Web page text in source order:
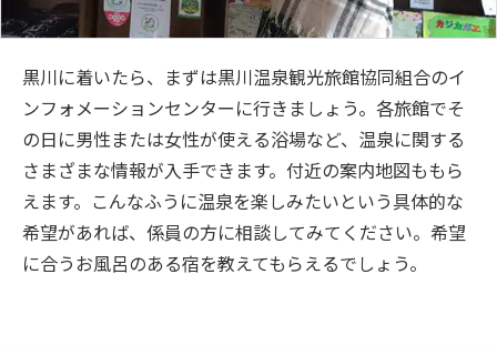
黒川に着いたら、まずは黒川温泉観光旅館協同組合のイ
ンフォメーションセンターに行きましょう。各旅館でそ
の日に男性または女性が使える浴場など、温泉に関する
さまざまな情報が入手できます。付近の案内地図ももら
えます。こんなふうに温泉を楽しみたいという具体的な
希望があれば、係員の方に相談してみてください。希望
に合うお風呂のある宿を教えてもらえるでしょう。